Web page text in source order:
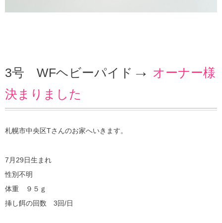
3号 WFヘビーパイド → オーナー様
決まりました
札幌市中央区Tさんのお家へいきます。
7月29日生まれ
性別不明
体重 ９５ｇ
挿し餌の回数 3回/日